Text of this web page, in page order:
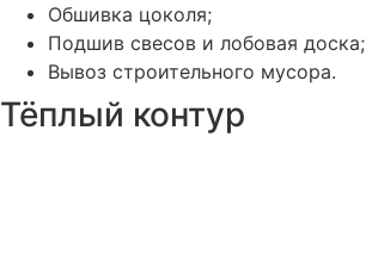
Обшивка цоколя;
Подшив свесов и лобовая доска;
Вывоз строительного мусора.
Тёплый контур